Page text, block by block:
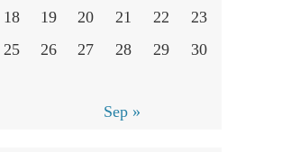
18 19 20 21 22
23
25 26 27 28 29
30
Sep »